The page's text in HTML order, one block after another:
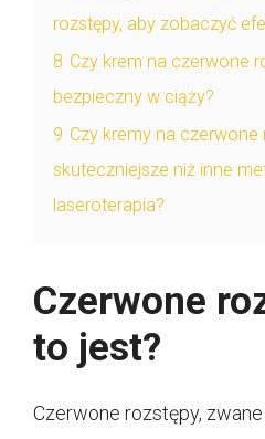
rozstępy, aby zobaczyć
8 Czy krem na czerwone
bezpieczny w ciąży?
9 Czy kremy na czerwone
skuteczniejsze niż inne
laseroterapia?
Czerwone
to jest?
Czerwone rozstępy,